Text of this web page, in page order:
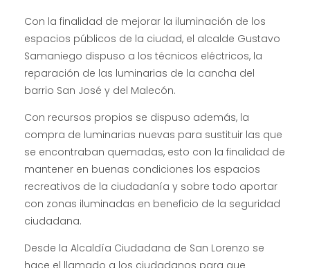
Con la finalidad de mejorar la iluminación de los
espacios públicos de la ciudad, el alcalde Gustavo
Samaniego dispuso a los técnicos eléctricos, la
reparación de las luminarias de la cancha del
barrio San José y del Malecón.
Con recursos propios se dispuso además, la
compra de luminarias nuevas para sustituir las que
se encontraban quemadas, esto con la finalidad de
mantener en buenas condiciones los espacios
recreativos de la ciudadanía y sobre todo aportar
con zonas iluminadas en beneficio de la seguridad
ciudadana.
Desde la Alcaldía Ciudadana de San Lorenzo se
hace el llamado a los ciudadanos para que